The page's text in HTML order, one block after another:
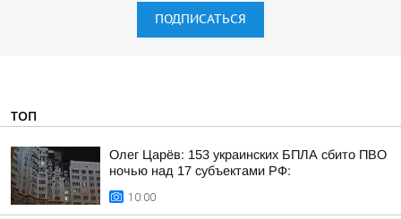
ПОДПИСАТЬСЯ
ТОП
Олег Царёв: 153 украинских БПЛА сбито ПВО
ночью над 17 субъектами РФ:
10:00